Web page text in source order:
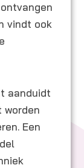
vindt ook
aanduidt
worden
Een